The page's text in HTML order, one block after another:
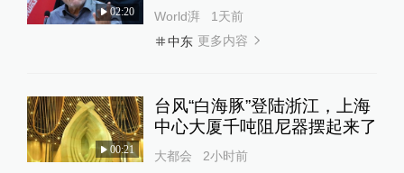
02:20 World湃
1天前
中东 更多内容
00:21
台风“白海豚”登陆浙江，上海
中心大厦千吨阻尼器摆起来了
大都会 2小时前